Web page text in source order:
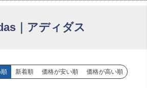
｜アディダス
新着順 価格が安い順 価格が高い順